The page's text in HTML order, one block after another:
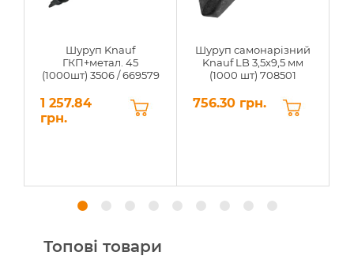
Шуруп Knauf
ГКП+метал. 45
(1000шт) 3506 / 669579
1 257.84
грн.
Шуруп самонарізний
Knauf LB 3,5х9,5 мм
(1000 шт) 708501
756.30 грн.
Топові товари